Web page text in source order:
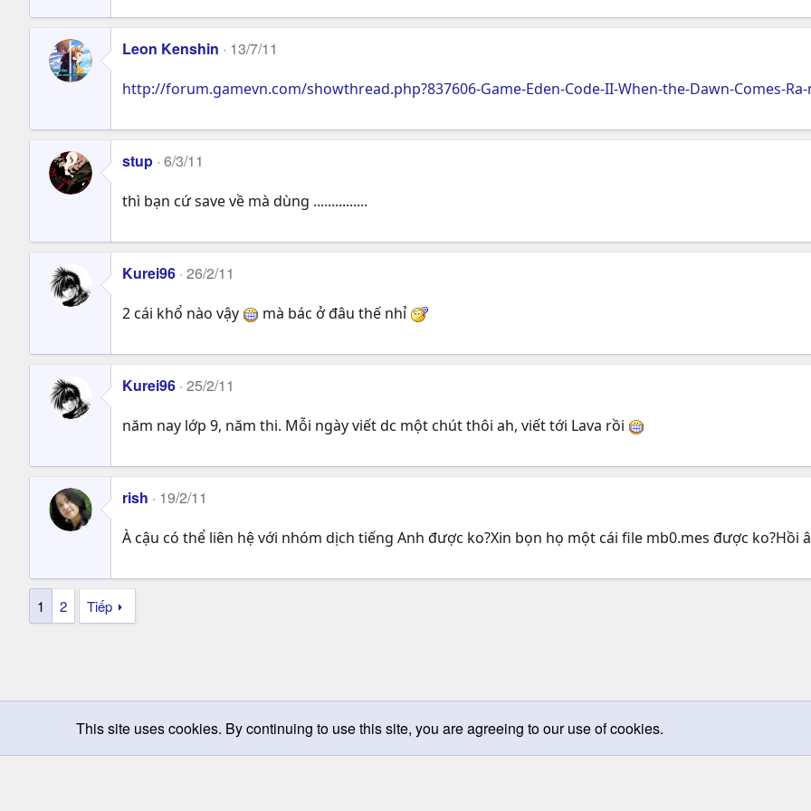
Leon Kenshin 13/7/11
http://forum.gamevn.com/showthread.php?837606-Game-Eden-Code-II-When-the-Dawn-Comes-
stup 6/3/11
thì bạn cứ save về mà dùng ...............
Kurei96 26/2/11
2 cái khổ nào vậy mà bác ở đâu thế nhỉ
Kurei96 25/2/11
năm nay lớp 9, năm thi. Mỗi ngày viết dc một chút thôi ah, viết tới Lava rồi
rish 19/2/11
À cậu có thể liên hệ với nhóm dịch tiếng Anh được ko?Xin bọn họ một cái file mb0.mes được ko?Hồi
1 2 Tiếp
Chọn giao diện Change width
This site uses cookies. By continuing to use this site, you are agreeing to our use of cookies.